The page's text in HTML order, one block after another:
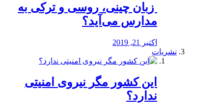
️ زبان چینی، روسی و ترکی به
مدارس می‌آید؟
اکتبر 21, 2019
نشریات
این کشور مگر نیروی امنیتی
ندارد؟